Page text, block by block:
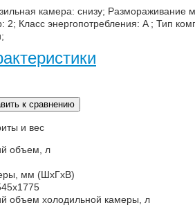
камера: снизу; Размораживание
2; Класс энергопотребления: A ; Тип
к сравнению
и вес
объем, л
мм (ШхГхВ)
объем холодильной камеры, л